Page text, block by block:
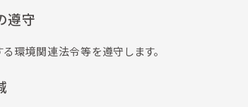
遵守
環境関連法令等を遵守します。